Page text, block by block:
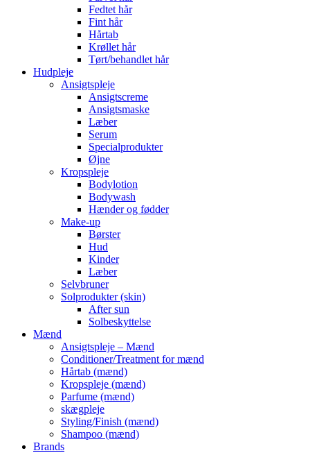
Fedtet hår
Fint hår
Hårtab
Krøllet hår
Tørt/behandlet hår
Hudpleje
Ansigtspleje
Ansigtscreme
Ansigtsmaske
Læber
Serum
Specialprodukter
Øjne
Kropspleje
Bodylotion
Bodywash
Hænder og fødder
Make-up
Børster
Hud
Kinder
Læber
Selvbruner
Solprodukter (skin)
After sun
Solbeskyttelse
Mænd
Ansigtspleje – Mænd
Conditioner/Treatment for mænd
Hårtab (mænd)
Kropspleje (mænd)
Parfume (mænd)
skægpleje
Styling/Finish (mænd)
Shampoo (mænd)
Brands